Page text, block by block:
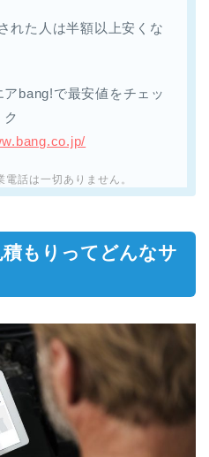
れた人は半額以上安くな
アbang!で最安値をチェッ
ク
話は一切ありません。
もりってどんなサ